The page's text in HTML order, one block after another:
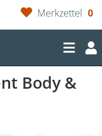
Merkzettel 0
Body &